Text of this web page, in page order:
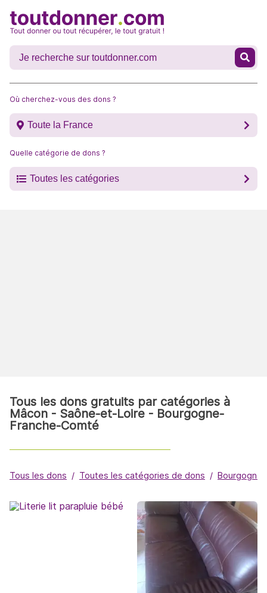
Où cherchez-vous des dons ?
Toute la France
Quelle catégorie de dons ?
Toutes les catégories
Tous les dons gratuits par catégories à
Mâcon - Saône-et-Loire - Bourgogne-
Franche-Comté
Tous les dons Toutes les catégories de dons